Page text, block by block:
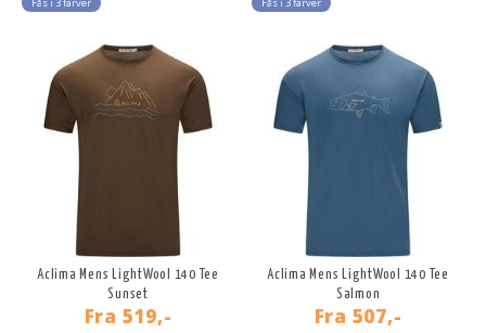
Fås i 3 farver Fås i 3 farver
Aclima Mens LightWool 140 Tee
Sunset
Fra 519,-
Aclima Mens LightWool 140 Tee
Salmon
Fra 507,-